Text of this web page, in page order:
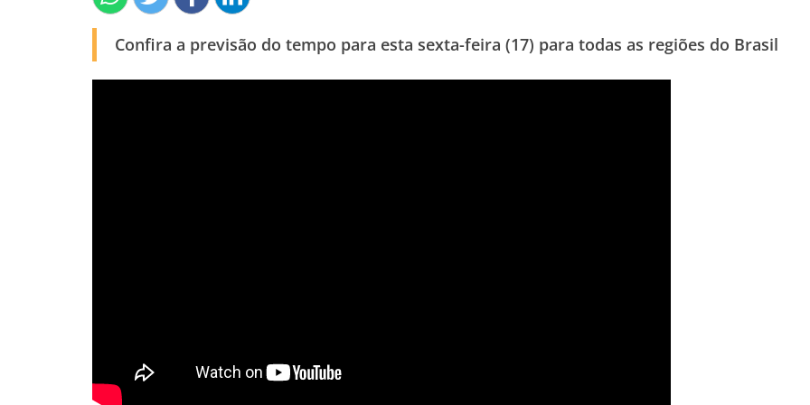
Confira a previsão do tempo para esta sexta-feira (17) para todas as regiões do Brasil